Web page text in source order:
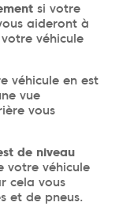
si votre
aideront à
véhicule
véhicule en est
vue
vous
de niveau
votre véhicule
cela vous
et de pneus.